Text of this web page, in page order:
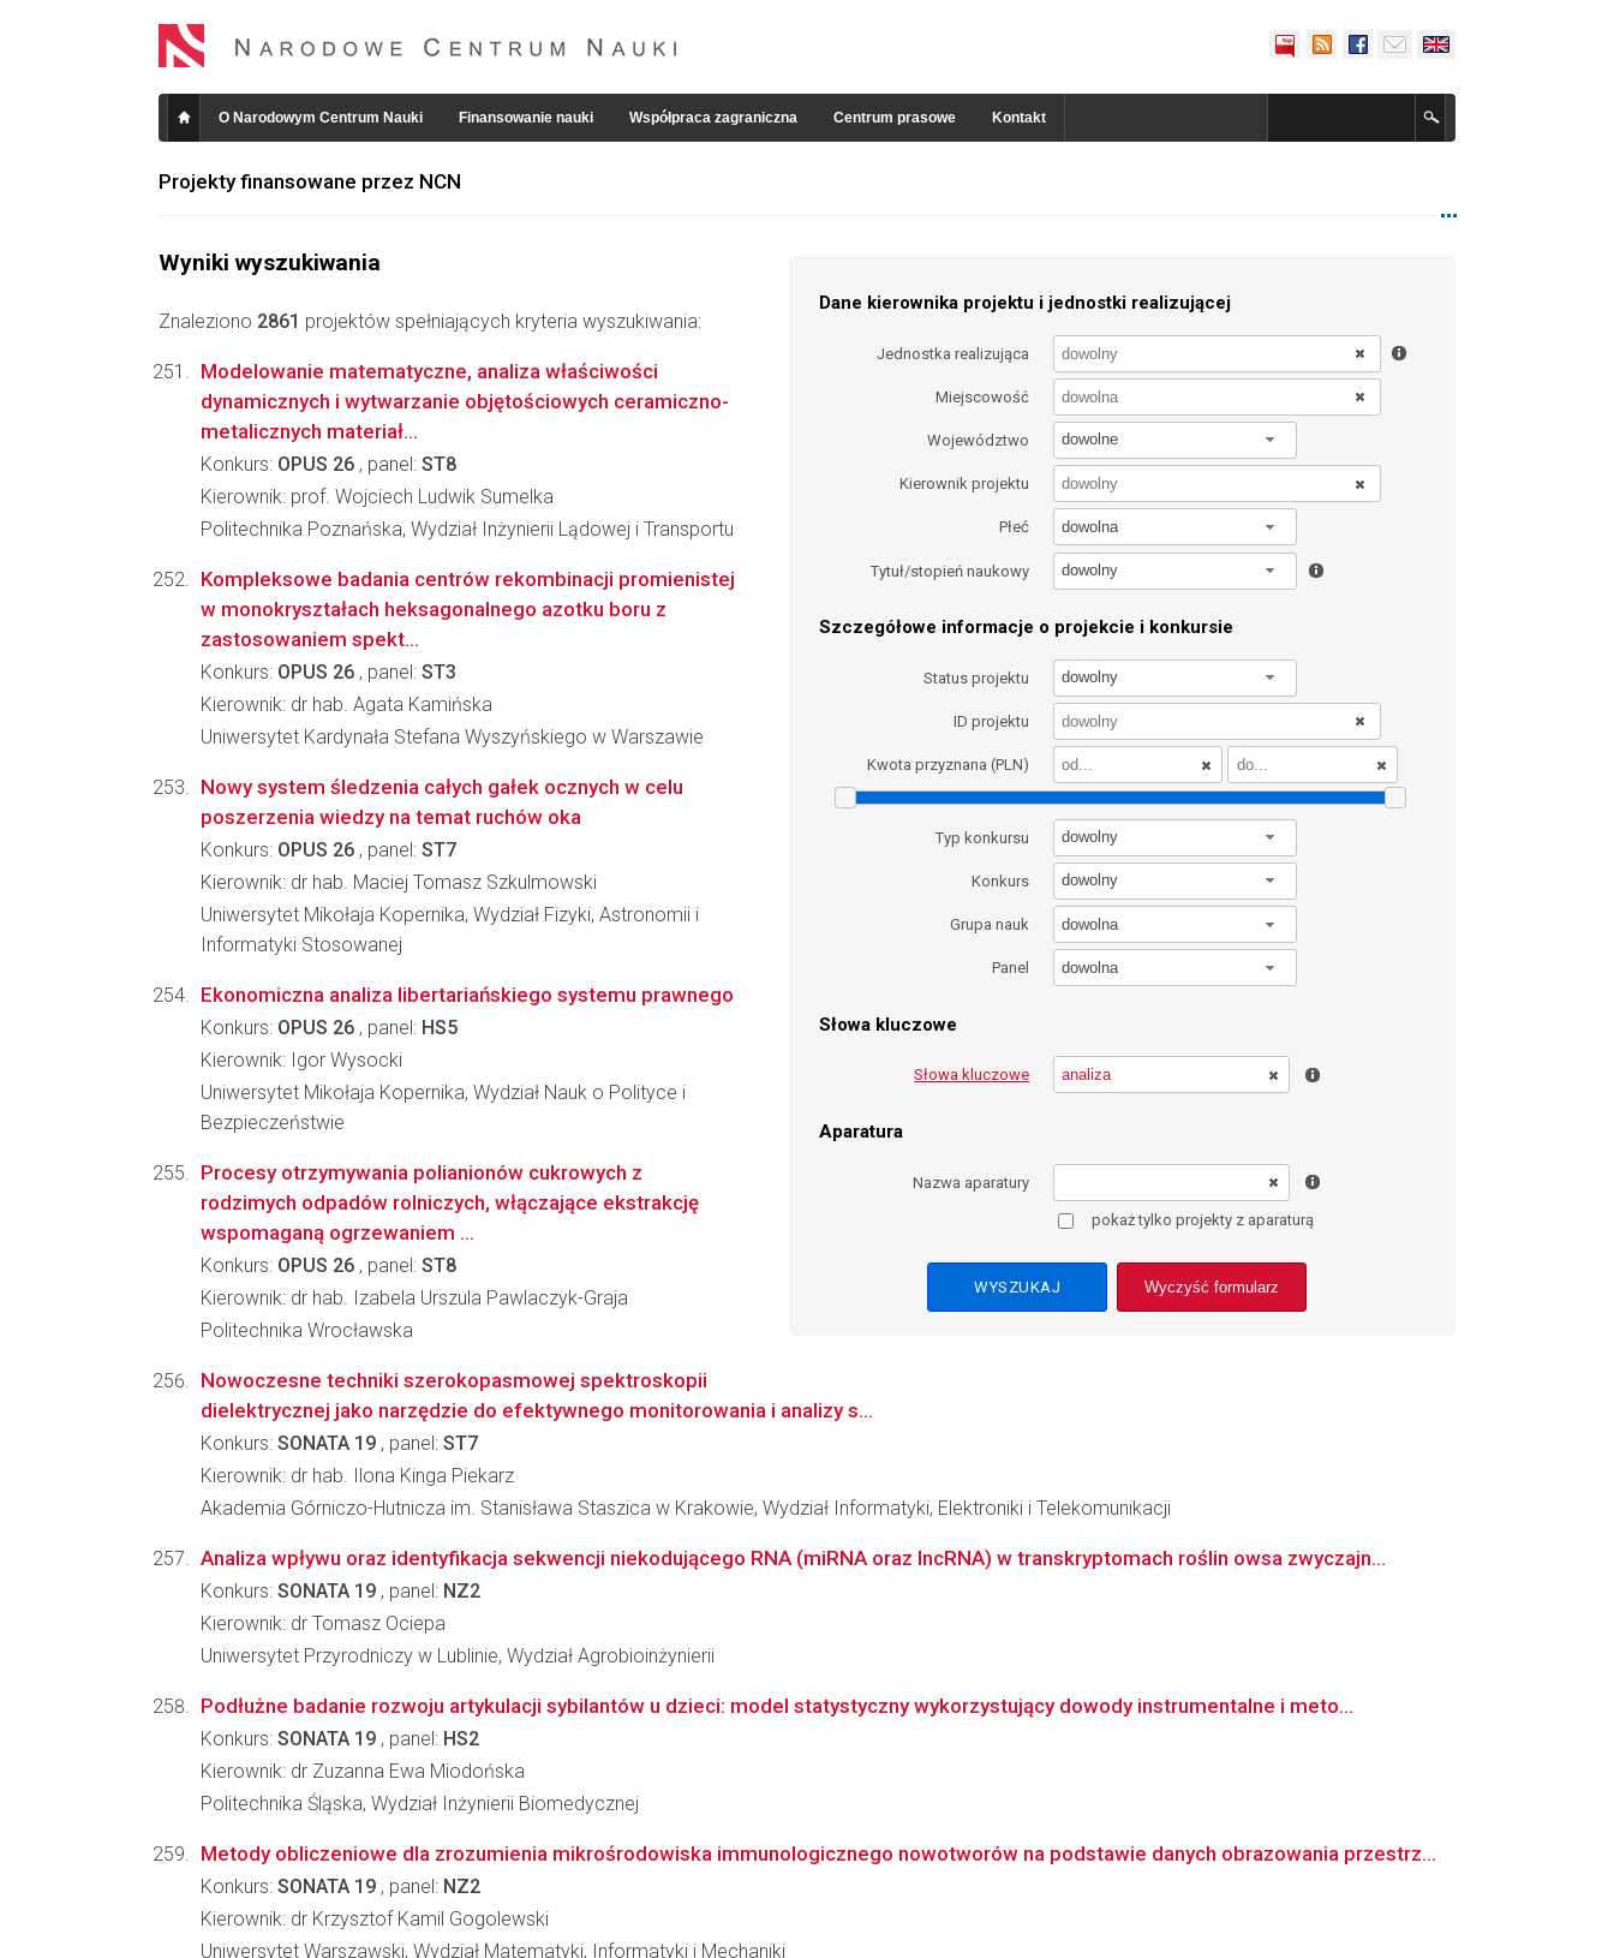
O Narodowym Centrum Nauki Finansowanie nauki Współpraca zagraniczna Centrum prasowe Kontakt
Projekty finansowane przez NCN
Wyniki wyszukiwania
Znaleziono 2861 projektów spełniających kryteria wyszukiwania:
Dane kierownika projektu i jednostki realizującej
Jednostka realizująca
Miejscowość
Województwo dowolne
Kierownik projektu
Płeć dowolna
Tytuł/stopień naukowy dowolny
Szczegółowe informacje o projekcie i konkursie
Status projektu dowolny
ID projektu
Kwota przyznana (PLN)
Typ konkursu dowolny
Konkurs dowolny
Grupa nauk dowolna
Panel dowolna
Słowa kluczowe
Słowa kluczowe
Aparatura
Nazwa aparatury
pokaż tylko projekty z aparaturą
Wyczyść formularz
Modelowanie matematyczne, analiza właściwości
dynamicznych i wytwarzanie objętościowych ceramiczno-
metalicznych materiał...
Konkurs: OPUS 26 , panel: ST8
Kierownik: prof. Wojciech Ludwik Sumelka
Politechnika Poznańska, Wydział Inżynierii Lądowej i Transportu
Kompleksowe badania centrów rekombinacji promienistej
w monokryształach heksagonalnego azotku boru z
zastosowaniem spekt...
Konkurs: OPUS 26 , panel: ST3
Kierownik: dr hab. Agata Kamińska
Uniwersytet Kardynała Stefana Wyszyńskiego w Warszawie
Nowy system śledzenia całych gałek ocznych w celu
poszerzenia wiedzy na temat ruchów oka
Konkurs: OPUS 26 , panel: ST7
Kierownik: dr hab. Maciej Tomasz Szkulmowski
Uniwersytet Mikołaja Kopernika, Wydział Fizyki, Astronomii i
Informatyki Stosowanej
Ekonomiczna analiza libertariańskiego systemu prawnego
Konkurs: OPUS 26 , panel: HS5
Kierownik: Igor Wysocki
Uniwersytet Mikołaja Kopernika, Wydział Nauk o Polityce i
Bezpieczeństwie
Procesy otrzymywania polianionów cukrowych z
rodzimych odpadów rolniczych, włączające ekstrakcję
wspomaganą ogrzewaniem ...
Konkurs: OPUS 26 , panel: ST8
Kierownik: dr hab. Izabela Urszula Pawlaczyk-Graja
Politechnika Wrocławska
Nowoczesne techniki szerokopasmowej spektroskopii
dielektrycznej jako narzędzie do efektywnego monitorowania i analizy s...
Konkurs: SONATA 19 , panel: ST7
Kierownik: dr hab. Ilona Kinga Piekarz
Akademia Górniczo-Hutnicza im. Stanisława Staszica w Krakowie, Wydział Informatyki, Elektroniki i Telekomunikacji
Analiza wpływu oraz identyfikacja sekwencji niekodującego RNA (miRNA oraz lncRNA) w transkryptomach roślin owsa zwyczajn...
Konkurs: SONATA 19 , panel: NZ2
Kierownik: dr Tomasz Ociepa
Uniwersytet Przyrodniczy w Lublinie, Wydział Agrobioinżynierii
Podłużne badanie rozwoju artykulacji sybilantów u dzieci: model statystyczny wykorzystujący dowody instrumentalne i meto...
Konkurs: SONATA 19 , panel: HS2
Kierownik: dr Zuzanna Ewa Miodońska
Politechnika Śląska, Wydział Inżynierii Biomedycznej
Metody obliczeniowe dla zrozumienia mikrośrodowiska immunologicznego nowotworów na podstawie danych obrazowania przestrz...
Konkurs: SONATA 19 , panel: NZ2
Kierownik: dr Krzysztof Kamil Gogolewski
Uniwersytet Warszawski, Wydział Matematyki, Informatyki i Mechaniki